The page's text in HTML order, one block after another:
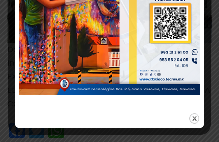
Departamento de Comunicación y Difusión.
Instituto Tecnológico de Tlaxiaco
EXCELENCIA EN EDUCACIÓN TECNOLÓGICA®
EDUCACIÓN, CIENCIA Y TECNOLOGÍA, PROGRESO, DÍA
CON DÍA
Facebook
Twitter
WhatsApp